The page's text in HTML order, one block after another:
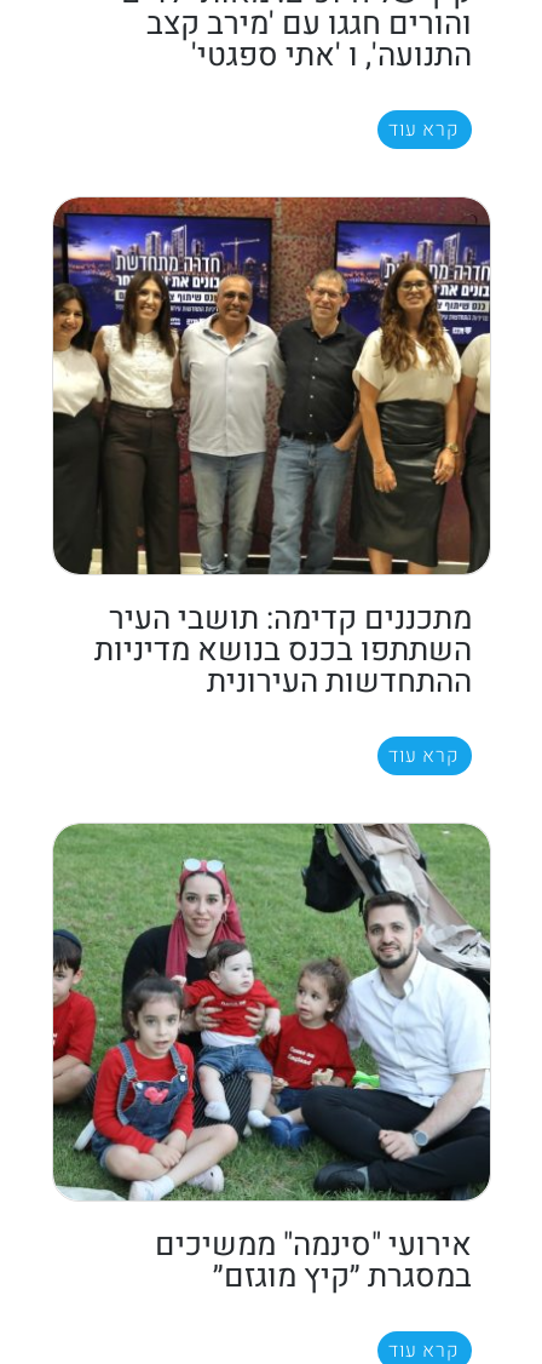
והורים חגגו עם 'מירב קצב
התנועה', ו 'אתי ספגטי'
קרא עוד
מתכננים קדימה: תושבי העיר
השתתפו בכנס בנושא מדיניות
ההתחדשות העירונית
קרא עוד
אירועי "סינמה" ממשיכים
במסגרת ״קיץ מוגזם״
קרא עוד